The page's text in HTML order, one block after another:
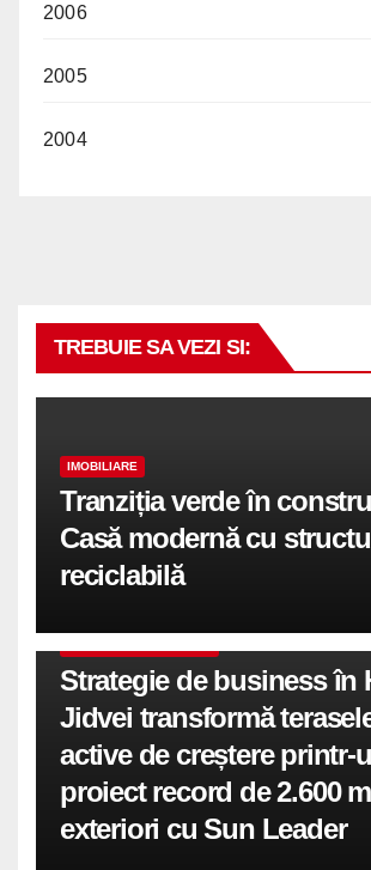
2006
2005
2004
TREBUIE SA VEZI SI:
IMOBILIARE
Tranziția verde în
Casă modernă cu
reciclabilă
Strategie de business în
Jidvei transformă
active de creștere printr-
proiect record de 2.600
exteriori cu Sun Leader